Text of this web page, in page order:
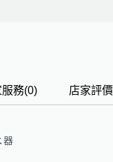
服務(0) 店家評價
器